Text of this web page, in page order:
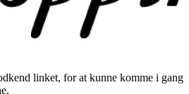
linket, for at kunne komme i gang